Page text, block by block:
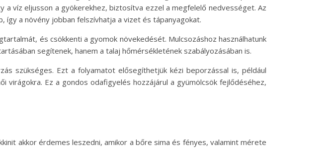
a víz eljusson a gyökerekhez, biztosítva ezzel a megfelelő nedvességet. Az
a növény jobban felszívhatja a vizet és tápanyagokat.
és csökkenti a gyomok növekedését. Mulcsozáshoz használhatunk
segítenek, hanem a talaj hőmérsékletének szabályozásában is.
szükséges. Ezt a folyamatot elősegíthetjük kézi beporzással is, például
Ez a gondos odafigyelés hozzájárul a gyümölcsök fejlődéséhez,
akkor érdemes leszedni, amikor a bőre sima és fényes, valamint mérete